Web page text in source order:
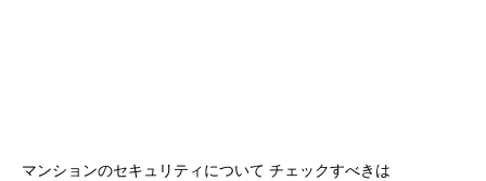
マンションのセキュリティについて チェックすべきは